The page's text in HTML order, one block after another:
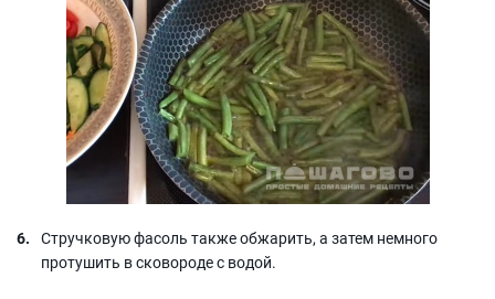
Стручковую фасоль также обжарить, а затем немного
протушить в сковороде с водой.